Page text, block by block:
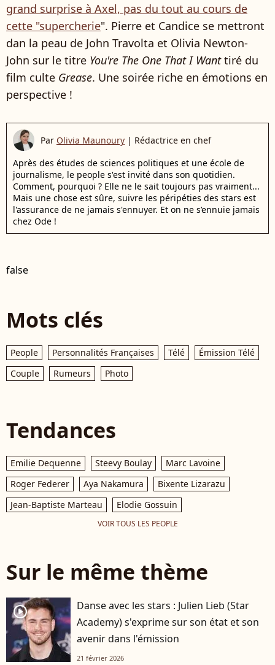
grand surprise à Axel, pas du tout au cours de
cette "supercherie". Pierre et Candice se mettront
dan la peau de John Travolta et Olivia Newton-
John sur le titre You're The One That I Wanttiré du
film culte Grease. Une soirée riche en émotions en
perspective !
Par Olivia Maunoury | Rédactrice en chef
Après des études de sciences politiques et une école de
journalisme, le people s'est invité dans son quotidien.
Comment, pourquoi ? Elle ne le sait toujours pas vraiment...
Mais une chose est sûre, suivre les péripéties des stars est
l'assurance de ne jamais s'ennuyer. Et on ne s’ennuie jamais
chez Ode !
false
Mots clés
People Personnalités Françaises Télé
Émission Télé
Couple
Rumeurs Photo
Tendances
Emilie Dequenne Steevy Boulay
Marc Lavoine
Roger Federer
Aya Nakamura
Bixente Lizarazu
Jean-Baptiste Marteau
Elodie Gossuin
VOIR TOUS LES PEOPLE
Sur le même thème
player2
Danse avec les stars : Julien Lieb (Star
Academy) s'exprime sur son état et son
avenir dans l'émission
21 février 2026